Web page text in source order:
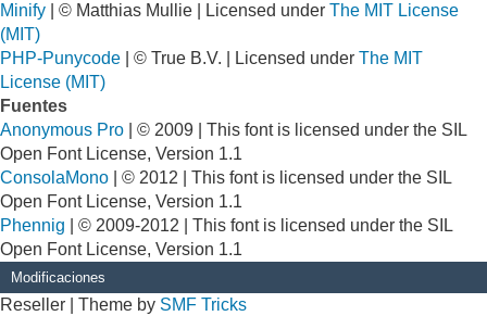
Minify | © Matthias Mullie | Licensed under The MIT License
(MIT)
PHP-Punycode | © True B.V. | Licensed under The MIT
License (MIT)
Fuentes
Anonymous Pro | © 2009 | This font is licensed under the SIL
Open Font License, Version 1.1
ConsolaMono | © 2012 | This font is licensed under the SIL
Open Font License, Version 1.1
Phennig | © 2009-2012 | This font is licensed under the SIL
Open Font License, Version 1.1
Modificaciones
Reseller | Theme by SMF Tricks